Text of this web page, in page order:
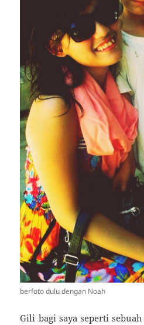
berfoto dulu dengan Noah
Gili bagi saya seperti